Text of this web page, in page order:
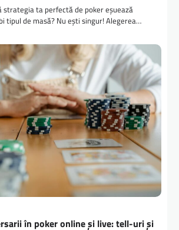
ta perfectă de poker eșuează
tipul de masă? Nu ești singur! Alegerea…
în poker online și live: tell-uri și